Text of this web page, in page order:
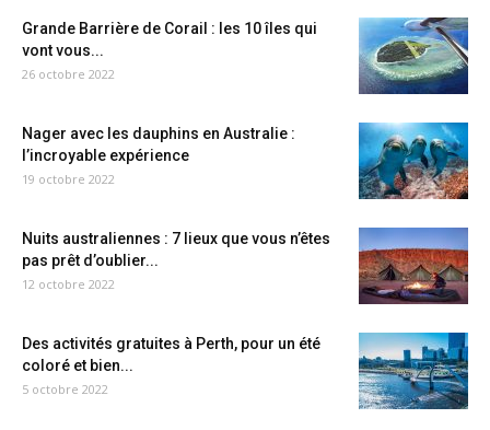
Grande Barrière de Corail : les 10 îles qui
vont vous...
26 octobre 2022
Nager avec les dauphins en Australie :
l’incroyable expérience
19 octobre 2022
Nuits australiennes : 7 lieux que vous n’êtes
pas prêt d’oublier...
12 octobre 2022
Des activités gratuites à Perth, pour un été
coloré et bien...
5 octobre 2022